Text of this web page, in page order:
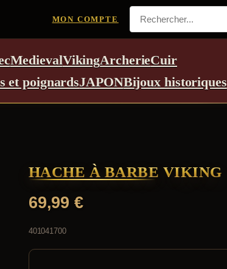
MON COMPTE
MedievalVikingArcherieCuir
et poignardsJAPONBijoux historiques
HACHE À BARBE VIKING
69,99€
401041700